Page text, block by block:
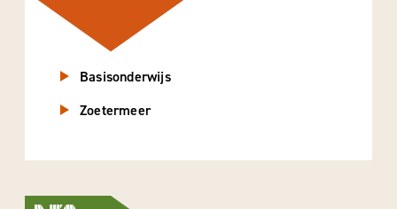
Basisonderwijs
Zoetermeer